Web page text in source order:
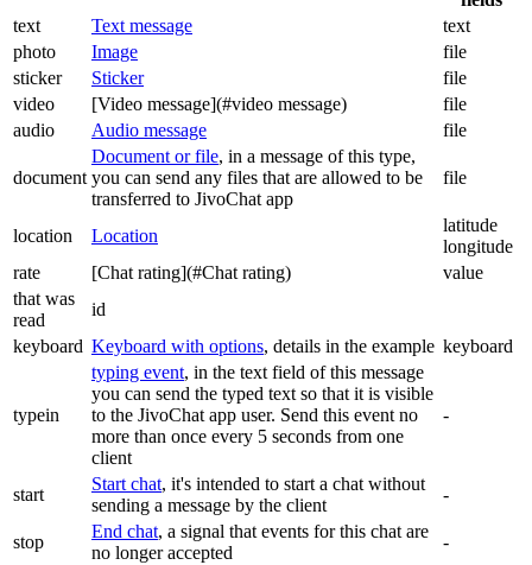
text
Text message
text
photo
Image
file
sticker
Sticker
file
video
[Video message](#video message)
file
audio
Audio message file
document
Document or file, in a message of this type,
you can send any files that are allowed to be
transferred to JivoChat app
file
location Location
latitude
longitude
rate
[Chat rating](#Chat rating)
value
that was
read
id
keyboard Keyboard with options, details in the example keyboard
typein
typing event, in the text field of this message
you can send the typed text so that it is visible
to the JivoChat app user. Send this event no
more than once every 5 seconds from one
client
-
start
Start chat, it's intended to start a chat without
sending a message by the client
-
stop
End chat, a signal that events for this chat are
no longer accepted
-